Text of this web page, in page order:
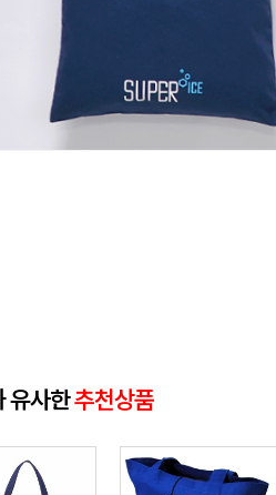
유사한추천상품